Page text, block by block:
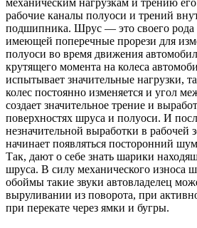
механическим нагрузкам и трению
рабочие каналы полуоси и трений
подшипника. Шрус — это своего
имеющей поперечные прорези для
полуоси во время движения
крутящего момента на колеса
испытывает значительные нагрузки,
колес постоянно изменяется и угол
создает значительное трение и
поверхностях шруса и полуоси. И
незначительной выработки в рабочей
начинает появляться посторонний
Так, дают о себе знать шарики
шруса. В силу механического износа
обоймы такие звуки автовладелец
выруливании из поворота, при
при перекате через ямки и бугры.